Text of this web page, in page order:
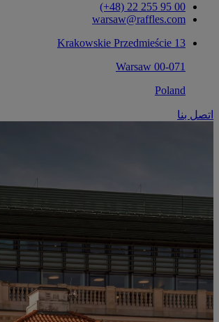
‎(+48) 22 255 95 00‏
warsaw@raffles.com
Krakowskie Przedmieście 13
00-071 Warsaw
Poland
اتصل بنا